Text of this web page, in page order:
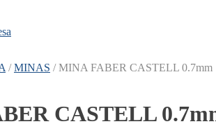
/MINAS /MINA FABER CASTELL 0.7mm
CASTELL